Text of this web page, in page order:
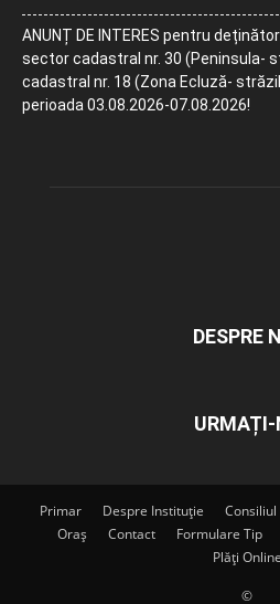
ANUNȚ DE INTERES pentru
sector cadastral nr. 30 (Peninsula-
cadastral nr. 18 (Zona Ecluză-
perioada 03.08.2026-07.08.2026!
DESPRE
URMAȚI-
Primar Despre Instituție Consiliul
Oraș
Contact Formulare Tip
Plăți Online
©